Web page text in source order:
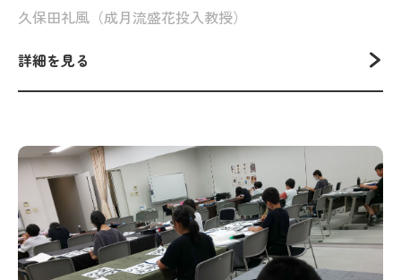
久保田礼風（成月流盛花投入教授）
詳細を見る